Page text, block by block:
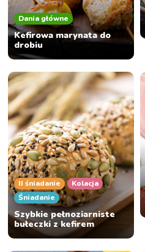
Dania główne
Kefirowa marynata do
drobiu
II śniadanie
Kolacja
Śniadanie
Szybkie pełnoziarniste
bułeczki z kefirem